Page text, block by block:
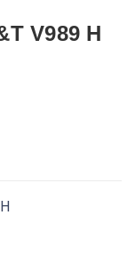
V989 H